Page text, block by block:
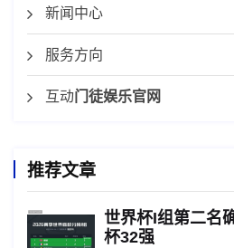
新闻中心
服务方向
互动门徒娱乐官网
推荐文章
世界杯I组第二名
杯32强